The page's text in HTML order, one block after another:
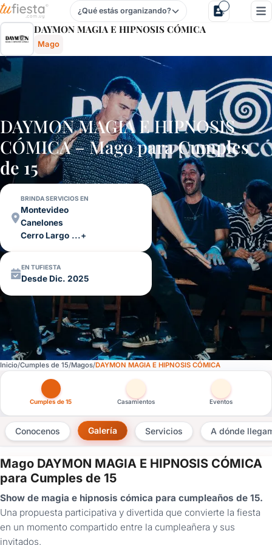
Daymon Magia E Hipnosis CÓmica - Mago Para Fiestas Y
¿Qué estás organizando?
DAYMON MAGIA E HIPNOSIS CÓMICA
Mago
DAYMON MAGIA E HIPNOSIS
CÓMICA – Mago paraCumples
de 15
BRINDA SERVICIOS EN
Montevideo
Canelones
Cerro Largo ...+
EN TUFIESTA
Desde Dic. 2025
Inicio Cumples de 15 Magos DAYMON MAGIA E HIPNOSIS CÓMICA
Otras versiones de esta ficha por tipo de festejo
Cumples de 15 Casamientos Eventos
Conocenos Galería Servicios A dónde
Mago DAYMON MAGIA E HIPNOSIS CÓMICA
para Cumples de 15
Show de magia e hipnosis cómica para cumpleaños de 15.
Una propuesta participativa y divertida que convierte la fiesta
en un momento compartido entre la cumpleañera y sus
invitados.
×
Consultar
¿Ya
tenés
cuenta?